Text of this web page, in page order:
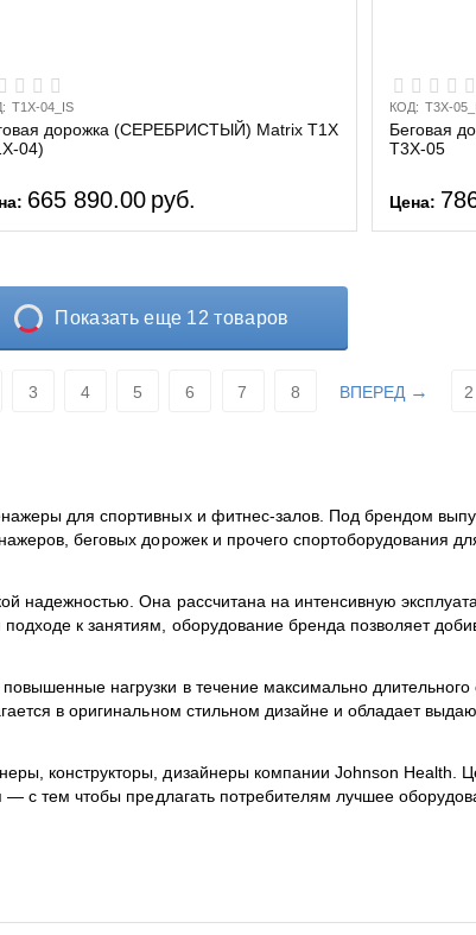
для спортивных и фитнес-залов. Под брендом
беговых дорожек и прочего спортоборудования
надежностью. Она рассчитана на интенсивную
к занятиям, оборудование бренда позволяет
нагрузки в течение максимально длительного
в оригинальном стильном дизайне и обладает
конструкторы, дизайнеры компании Johnson Health.
— с тем чтобы предлагать потребителям лучшее
T1X-04_IS
дорожка (СЕРЕБРИСТЫЙ) Matrix T1X
04)
665 890.00 руб.
КОД: T3X-
Беговая
T3X-05
Цена:
Показать еще 12 товаров
3 4 5 6 7 8 ВПЕРЕД